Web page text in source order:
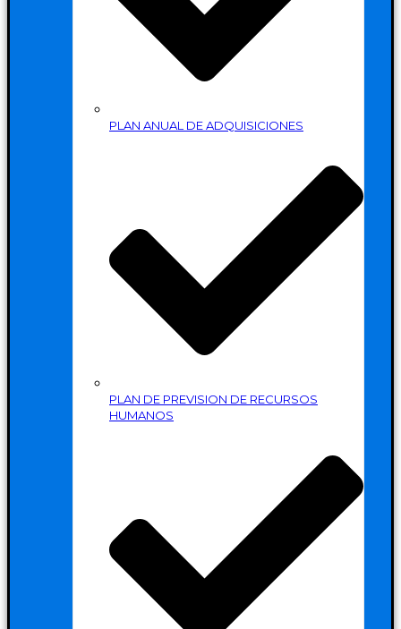
PLAN ANUAL DE ADQUISICIONES
PLAN DE PREVISION DE RECURSOS
HUMANOS